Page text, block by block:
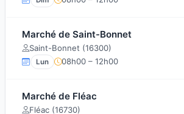
Marché de Saint-Bonnet
Saint-Bonnet (16300)
Lun 08h00 – 12h00
Marché de Fléac
Fléac (16730)